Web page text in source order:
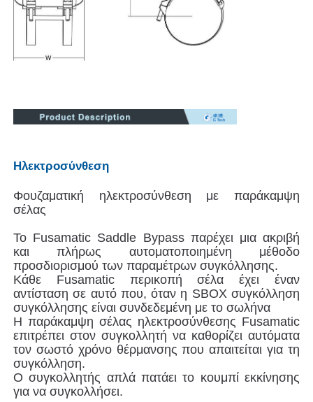
Γύρος εργοστασίων
επαφή
Blog
Ζητήστε ένα απόσπασμα
Μηχανή συγκόλλησης με πυρήνα
Μηχανή συγκόλλησης σωλήνων
Συσκευές ηλεκτροσύνθεσης
Εξαρτήματα Spigot
Ηλεκτροσύνθεση
Φουζαματική ηλεκτροσύνθεση με παράκαμψη
σέλας
Το Fusamatic Saddle Bypass παρέχει μια ακριβή
και πλήρως αυτοματοποιημένη μέθοδο
προσδιορισμού των παραμέτρων συγκόλλησης.
Κάθε Fusamatic περικοπή σέλα έχει έναν
αντίσταση σε αυτό που, όταν η SBOX συγκόλληση
συγκόλλησης είναι συνδεδεμένη με το σωλήνα
Η παράκαμψη σέλας ηλεκτροσύνθεσης Fusamatic
επιτρέπει στον συγκολλητή να καθορίζει αυτόματα
τον σωστό χρόνο θέρμανσης που απαιτείται για τη
συγκόλληση.
Ο συγκολλητής απλά πατάει το κουμπί εκκίνησης
για να συγκολλήσει.